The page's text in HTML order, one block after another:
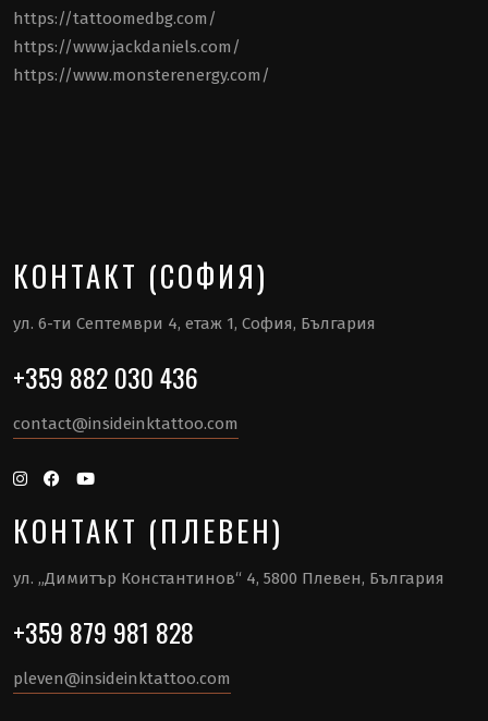
https://tattoomedbg.com/
https://www.jackdaniels.com/
https://www.monsterenergy.com/
КОНТАКТ (СОФИЯ)
ул. 6-ти Септември 4, етаж 1, София, България
+359 882 030 436
contact@insideinktattoo.com
КОНТАКТ (ПЛЕВЕН)
ул. „Димитър Константинов“ 4, 5800 Плевен, България
+359 879 981 828
pleven@insideinktattoo.com